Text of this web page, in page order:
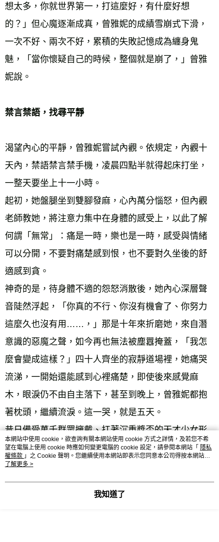
想太多，你就世界第一，打這麼好，有什麼好想
的？」但心魔逐漸成真，曾雅妮的成績雪崩式下滑，
一次不好、兩次不好，累積的失敗記憶成為纏身鬼
魅，「當你懷疑自己的時候，整個就是崩了，」曾雅
妮說。
禁言禁語，找尋平靜
渴望內心的平靜，曾雅妮嘗試內觀。依規定，內觀十
天內，禁語禁言禁手機，凌晨四點半就得起床打坐，
一整天要坐上十一小時。
起初，她盤腿坐到雙腳發麻，心內萬分惱怒，但內觀
老師教她，將注意力集中在身體的感受上，以此了解
何謂「無常」：痛是一時，樂也是一時，感受與情緒
可以分開，不要對痛楚感到恨，也不要對久坐後的舒
適感到貪。
神奇的是，待身體不適的怨怒消散後，她內心深層聲
音陡然浮起，「你真的不行、你沒有機會了、你努力
這麼久也沒有用……，」那是十年來折磨她，來自潛
意識的惡魔之聲，如今再也無法被塵囂掩蓋，「我怎
麼會變成這樣？」四十人齊坐的寂靜道場裡，她痛哭
流涕，一開始還能感到心裡痛楚，即使後來感覺麻
木，眼淚仍不由自主落下，甚至到晚上，曾雅妮都抱
著枕頭，繼續流淚。這一哭，就是五天。
昔日備受萬千群眾擁戴、扛著沉重獎盃的天才少女形
象，重壓她實在太久、太久。
終於，惡魔安靜了。在道場裡，曾雅妮終感釋放。
內觀結束後，她感到心靈前所未有地平靜，變得容易
本網站中使用 cookie，欲查詢有關本網站使用 cookie 方式之詳情，及若您不希
望在電腦上使用 cookie 時應如何變更電腦的 cookie 設定，請參閱本網站「 隱私
權條款 」之 Cookie 聲明。您繼續使用本網站即表示您同意本公司得按本網站使
用條款之 Cookie 聲明使用 cookie。
了解更多 >
我知道了